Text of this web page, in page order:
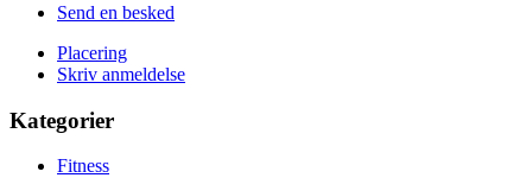
Send en besked
Placering
Skriv anmeldelse
Kategorier
Fitness